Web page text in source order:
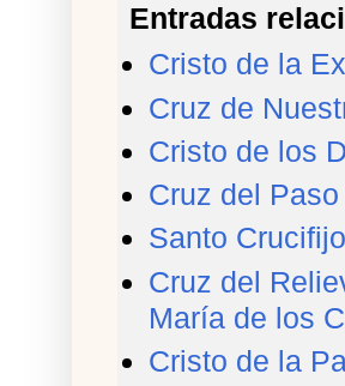
Entradas
Cristo de la
Cruz de
Cristo de los
Cruz del
Santo
Cruz del
María de los
Cristo de la